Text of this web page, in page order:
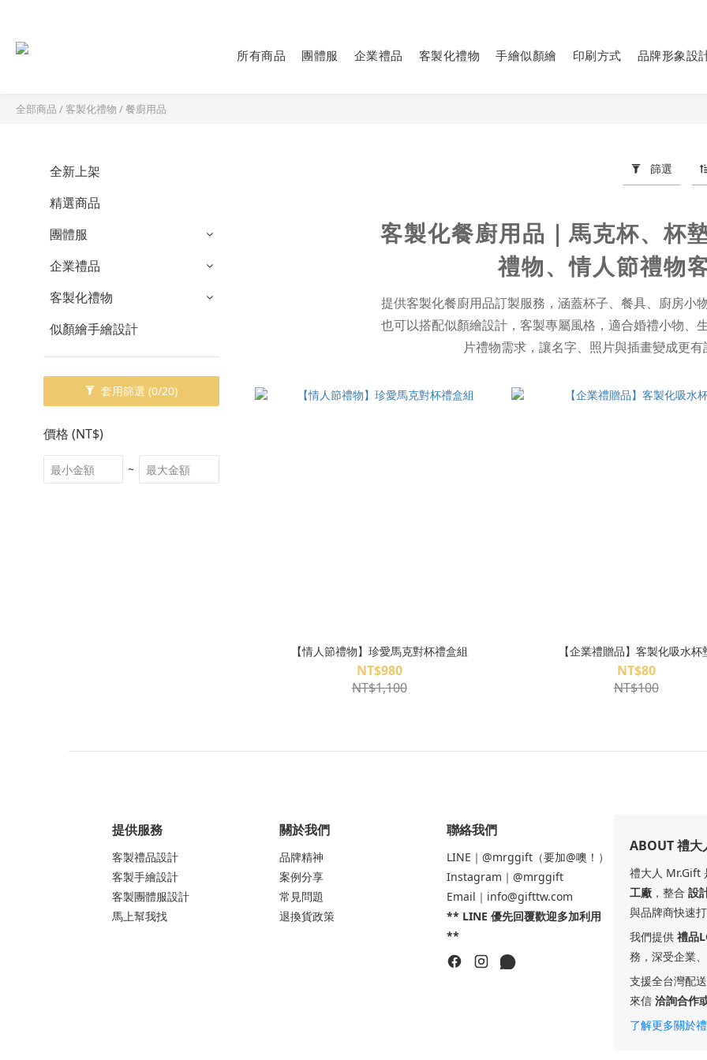
所有商品 團體服 企業禮品 客製化禮物 手繪似顏繪 印刷方式 品牌形象設
全部商品 /客製化禮物 / 餐廚用品
全新上架
精選商品
團體服
企業禮品
客製化禮物
似顏繪手繪設計
套用篩選 (0/20)
價格 (NT$)
~
篩選
客製化餐廚用品｜馬克杯、杯
禮物、情人節禮物
提供客製化餐廚用品訂製服務，涵蓋杯子、餐具、廚房小
也可以搭配似顏繪設計，客製專屬風格，適合婚禮小物、
片禮物需求，讓名字、照片與插畫變成更
【情人節禮物】珍愛馬克對杯禮盒組
NT$980
NT$1,100
【企業禮贈品】客製化吸水杯
NT$80
NT$100
提供服務
客製禮品設計
客製手繪設計
客製團體服設計
馬上幫我找
關於我們
品牌精神
案例分享
常見問題
退換貨政策
聯絡我們
LINE｜@mrggift（要加@噢！）
Instagram｜@mrggift
Email｜info@gifttw.com
** LINE 優先回覆歡迎多加利用
**
ABOUT 禮大
禮大人 Mr.Gift
工廠 ，整合 設
與品牌商快速
我們提供 禮品
務，深受企業
支援全台灣配
來信 洽詢合作
了解更多關於